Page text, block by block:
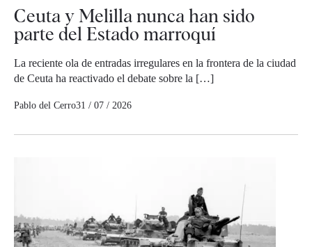
Ceuta y Melilla nunca han sido
parte del Estado marroquí
La reciente ola de entradas irregulares en la frontera de la ciudad
de Ceuta ha reactivado el debate sobre la […]
Pablo del Cerro31 / 07 / 2026